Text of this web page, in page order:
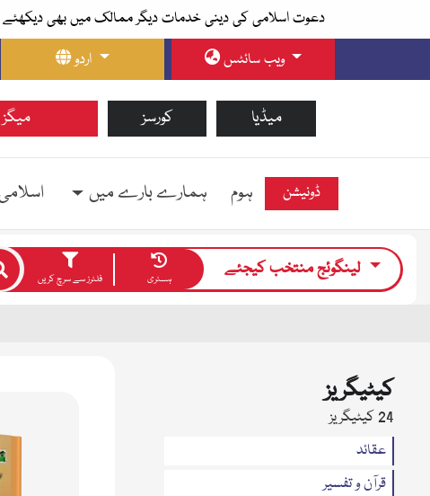
دعوت اسلامی کی دینی خدمات دیگر ممالک میں بھی دیکھئے
اردو
ویب سائٹس
کورسز میڈیا
ہوم ہمارے بارے میں ڈونیشن
فلٹرز سے سرچ کریں ہسٹری لینگوئج منتخب کیجئے
کیٹیگریز
24 کیٹیگریز
عقائد
قرآن و تفسیر